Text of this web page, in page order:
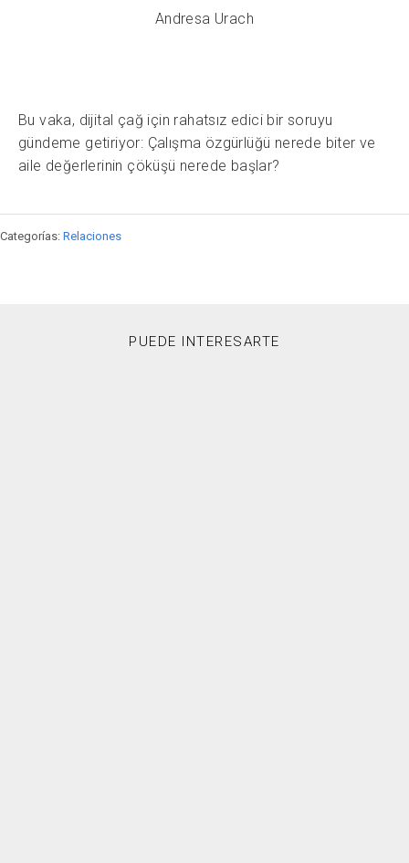
Andresa Urach
Bu vaka, dijital çağ için rahatsız edici bir soruyu
gündeme getiriyor: Çalışma özgürlüğü nerede biter ve
aile değerlerinin çöküşü nerede başlar?
Categorías: Relaciones
PUEDE INTERESARTE